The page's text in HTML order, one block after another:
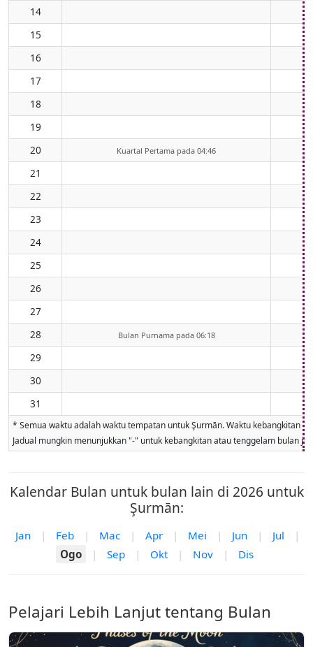
14
15
16
17
18
19
20
Kuartal Pertama pada 04:46
21
22
23
24
25
26
27
28
Bulan Purnama pada 06:18
29
30
31
* Semua waktu adalah waktu tempatan untuk Şurmān. Waktu kebangkitan
Jadual mungkin menunjukkan "-" untuk kebangkitan atau tenggelam bulan
Kalendar Bulan untuk bulan lain di 2026 untuk
Şurmān:
Jan | Feb | Mac | Apr | Mei | Jun | Jul
|
Ogo
| Sep | Okt | Nov | Dis
Pelajari Lebih Lanjut tentang Bulan